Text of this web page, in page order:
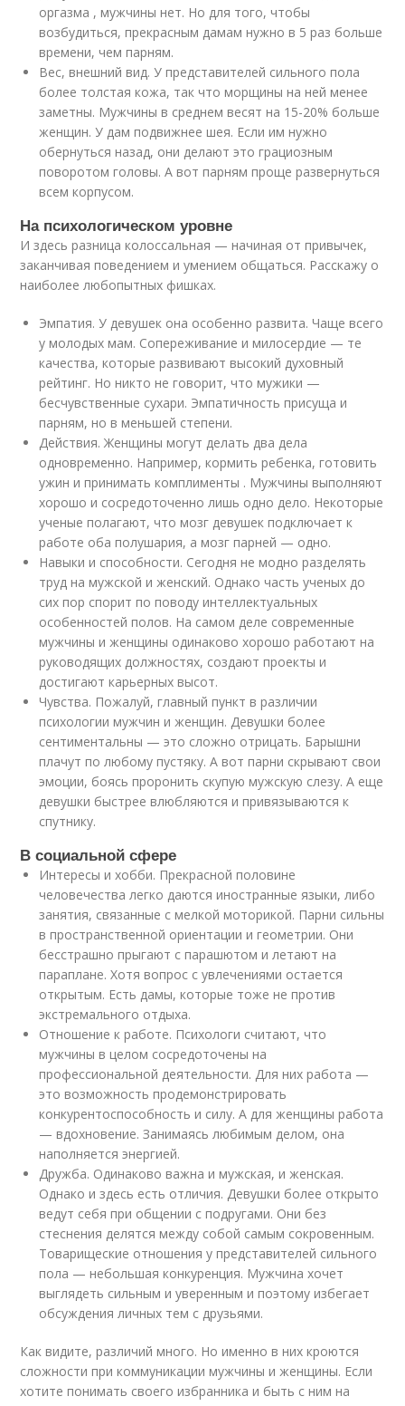
оргазма , мужчины нет. Но для того, чтобы
возбудиться, прекрасным дамам нужно в 5 раз больше
времени, чем парням.
Вес, внешний вид. У представителей сильного пола
более толстая кожа, так что морщины на ней менее
заметны. Мужчины в среднем весят на 15-20% больше
женщин. У дам подвижнее шея. Если им нужно
обернуться назад, они делают это грациозным
поворотом головы. А вот парням проще развернуться
всем корпусом.
На психологическом уровне
И здесь разница колоссальная ­— начиная от привычек,
заканчивая поведением и умением общаться. Расскажу о
наиболее любопытных фишках.
Эмпатия. У девушек она особенно развита. Чаще всего
у молодых мам. Сопереживание и милосердие — те
качества, которые развивают высокий духовный
рейтинг. Но никто не говорит, что мужики —
бесчувственные сухари. Эмпатичность присуща и
парням, но в меньшей степени.
Действия. Женщины могут делать два дела
одновременно. Например, кормить ребенка, готовить
ужин и принимать комплименты . Мужчины выполняют
хорошо и сосредоточенно лишь одно дело. Некоторые
ученые полагают, что мозг девушек подключает к
работе оба полушария, а мозг парней — одно.
Навыки и способности. Сегодня не модно разделять
труд на мужской и женский. Однако часть ученых до
сих пор спорит по поводу интеллектуальных
особенностей полов. На самом деле современные
мужчины и женщины одинаково хорошо работают на
руководящих должностях, создают проекты и
достигают карьерных высот.
Чувства. Пожалуй, главный пункт в различии
психологии мужчин и женщин. Девушки более
сентиментальны — это сложно отрицать. Барышни
плачут по любому пустяку. А вот парни скрывают свои
эмоции, боясь проронить скупую мужскую слезу. А еще
девушки быстрее влюбляются и привязываются к
спутнику.
В социальной сфере
Интересы и хобби. Прекрасной половине
человечества легко даются иностранные языки, либо
занятия, связанные с мелкой моторикой. Парни сильны
в пространственной ориентации и геометрии. Они
бесстрашно прыгают с парашютом и летают на
параплане. Хотя вопрос с увлечениями остается
открытым. Есть дамы, которые тоже не против
экстремального отдыха.
Отношение к работе. Психологи считают, что
мужчины в целом сосредоточены на
профессиональной деятельности. Для них работа —
это возможность продемонстрировать
конкурентоспособность и силу. А для женщины работа
— вдохновение. Занимаясь любимым делом, она
наполняется энергией.
Дружба. Одинаково важна и мужская, и женская.
Однако и здесь есть отличия. Девушки более открыто
ведут себя при общении с подругами. Они без
стеснения делятся между собой самым сокровенным.
Товарищеские отношения у представителей сильного
пола — небольшая конкуренция. Мужчина хочет
выглядеть сильным и уверенным и поэтому избегает
обсуждения личных тем с друзьями.
Как видите, различий много. Но именно в них кроются
сложности при коммуникации мужчины и женщины. Если
хотите понимать своего избранника и быть с ним на